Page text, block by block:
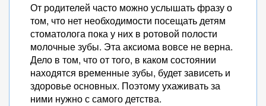
От родителей часто можно услышать фразу о
том, что нет необходимости посещать детям
стоматолога пока у них в ротовой полости
молочные зубы. Эта аксиома вовсе не верна.
Дело в том, что от того, в каком состоянии
находятся временные зубы, будет зависеть и
здоровье основных. Поэтому ухаживать за
ними нужно с самого детства.